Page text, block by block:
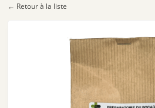
← Retour à la liste